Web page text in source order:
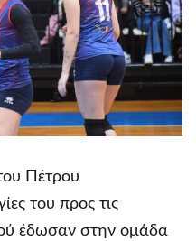
Πέτρου
του προς τις
έδωσαν στην ομάδα